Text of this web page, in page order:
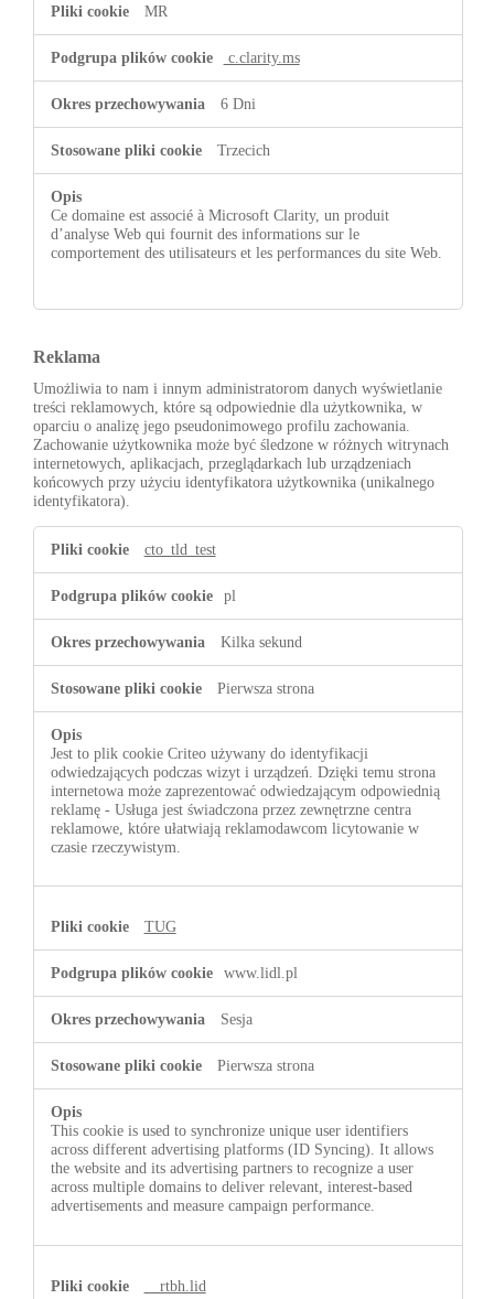
MR
c.clarity.ms
6 Dni
Trzecich
Ce domaine est associé à Microsoft Clarity, un produit
d’analyse Web qui fournit des informations sur le
comportement des utilisateurs et les performances du site Web.
Reklama
Umożliwia to nam i innym administratorom danych wyświetlanie
treści reklamowych, które są odpowiednie dla użytkownika, w
oparciu o analizę jego pseudonimowego profilu zachowania.
Zachowanie użytkownika może być śledzone w różnych witrynach
internetowych, aplikacjach, przeglądarkach lub urządzeniach
końcowych przy użyciu identyfikatora użytkownika (unikalnego
identyfikatora).
Reklama
cto_tld_test
pl
Kilka sekund
Pierwsza strona
Jest to plik cookie Criteo używany do identyfikacji
odwiedzających podczas wizyt i urządzeń. Dzięki temu strona
internetowa może zaprezentować odwiedzającym odpowiednią
reklamę - Usługa jest świadczona przez zewnętrzne centra
reklamowe, które ułatwiają reklamodawcom licytowanie w
czasie rzeczywistym.
TUG
www.lidl.pl
Sesja
Pierwsza strona
This cookie is used to synchronize unique user identifiers
across different advertising platforms (ID Syncing). It allows
the website and its advertising partners to recognize a user
across multiple domains to deliver relevant, interest-based
advertisements and measure campaign performance.
__rtbh.lid